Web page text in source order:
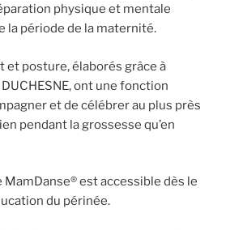
physique et mentale
la période de la maternité.
et posture, élaborés grâce à
ont une fonction
et de célébrer au plus près
pendant la grossesse qu’en
MamDanse® est accessible dès le
du périnée.